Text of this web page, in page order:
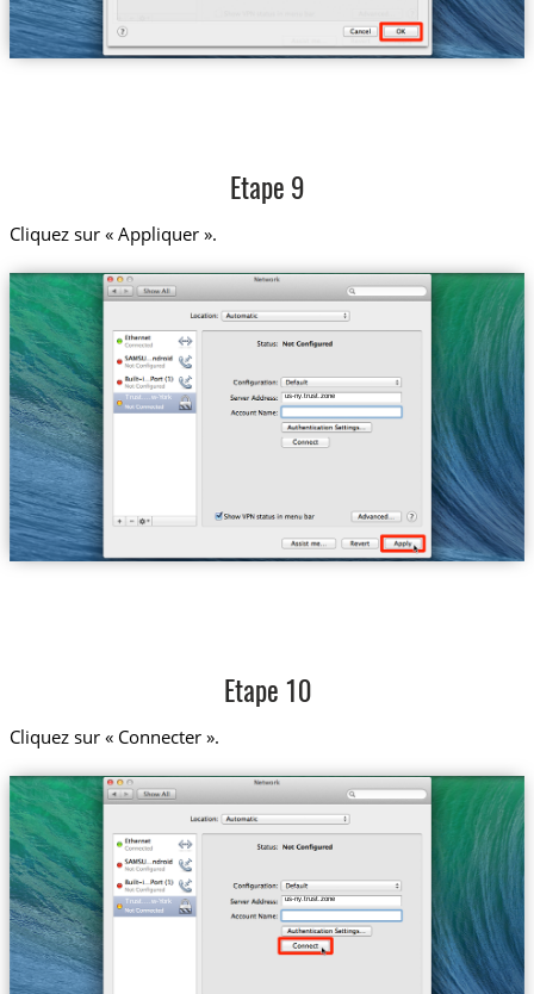
Etape 9
Cliquez sur « Appliquer ».
Trust....w-York us-ny.trust.zone
Etape 10
Cliquez sur « Connecter ».
Trust....w-York us-ny.trust.zone